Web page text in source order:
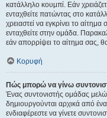
κατάλληλο κουμπί. Εάν
ενταχθείτε πατώντας στο
χρειαστεί να εγκρίνει το
ενταχθείτε στην ομάδα.
εάν απορρίψει το αίτημα σας,
Κορυφή
Πώς μπορώ να γίνω
Ένας συντονιστής ομάδας
δημιουργούνται αρχικά από
ενδιαφέρεστε να γίνετε